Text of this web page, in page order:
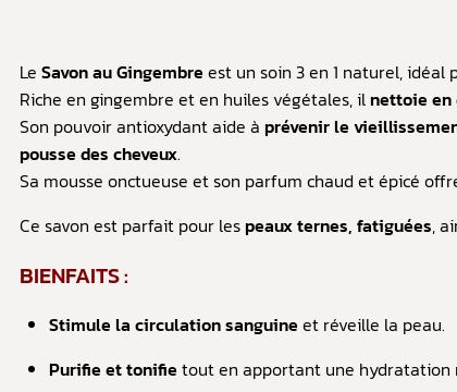
Le Savon au Gingembre est un soin 3 en 1 naturel, idéal
Riche en gingembre et en huiles végétales, il nettoie en
Son pouvoir antioxydant aide à prévenir le
pousse des cheveux.
Sa mousse onctueuse et son parfum chaud et épicé
Ce savon est parfait pour les peaux ternes, fatiguées,
BIENFAITS :
Stimule la circulation sanguine et réveille la peau.
Purifie et tonifie tout en apportant une hydratation